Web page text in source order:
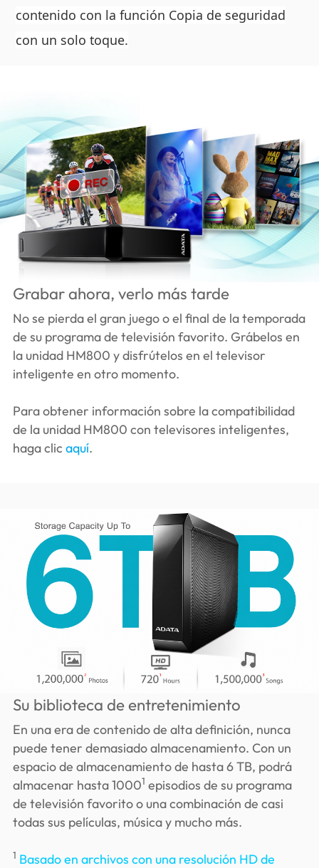
contenido con la función Copia de seguridad
con un solo toque.
Grabar ahora, verlo más tarde
No se pierda el gran juego o el final de la temporada
de su programa de televisión favorito. Grábelos en
la unidad HM800 y disfrútelos en el televisor
inteligente en otro momento.
Para obtener información sobre la compatibilidad
de la unidad HM800 con televisores inteligentes,
haga clic aquí.
Su biblioteca de entretenimiento
En una era de contenido de alta definición, nunca
puede tener demasiado almacenamiento. Con un
espacio de almacenamiento de hasta 6 TB, podrá
almacenar hasta 10001 episodios de su programa
de televisión favorito o una combinación de casi
todas sus películas, música y mucho más.
1 Basado en archivos con una resolución HD de